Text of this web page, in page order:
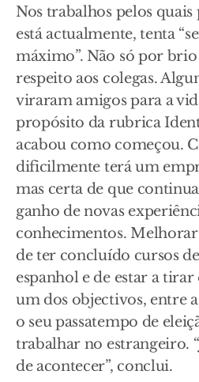
Nos trabalhos pelos quais
está actualmente, tenta
máximo”. Não só por
respeito aos colegas.
viraram amigos para a
propósito da rubrica
acabou como começou.
dificilmente terá um
mas certa de que
ganho de novas
conhecimentos.
de ter concluído cursos
espanhol e de estar a
um dos objectivos, entre
o seu passatempo de
trabalhar no estrangeiro.
de acontecer”, conclui.